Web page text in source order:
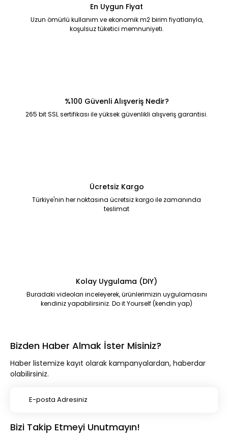
En Uygun Fiyat
Uzun ömürlü kullanım ve ekonomik m2 birim fiyatlarıyla,
koşulsuz tüketici memnuniyeti.
%100 Güvenli Alışveriş Nedir?
265 bit SSL sertifikası ile yüksek güvenlikli alışveriş garantisi.
Ücretsiz Kargo
Türkiye'nin her noktasına ücretsiz kargo ile zamanında
teslimat
Kolay Uygulama (DIY)
Buradaki videoları inceleyerek, ürünlerimizin uygulamasını
kendiniz yapabilirsiniz. Do it Yourself (kendin yap)
Bizden Haber Almak İster Misiniz?
Haber listemize kayıt olarak kampanyalardan, haberdar
olabilirsiniz.
Bizi Takip Etmeyi Unutmayın!